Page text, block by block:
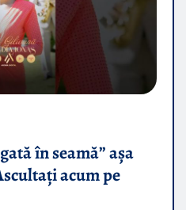
în seamă” așa
acum pe